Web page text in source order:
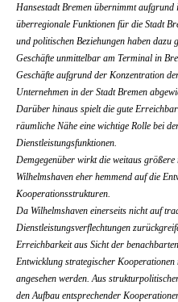
Hansestadt Bremen übernimmt
überregionale Funktionen für die Stadt
und politischen Beziehungen haben dazu
Geschäfte unmittelbar am Terminal in
Geschäfte aufgrund der Konzentration
Unternehmen in der Stadt Bremen
Darüber hinaus spielt die gute
räumliche Nähe eine wichtige Rolle bei
Dienstleistungsfunktionen.
Demgegenüber wirkt die weitaus
Wilhelmshaven eher hemmend auf die
Kooperationsstrukturen.
Da Wilhelmshaven einerseits nicht auf
Dienstleistungsverflechtungen
Erreichbarkeit aus Sicht der
Entwicklung strategischer
angesehen werden. Aus
den Aufbau entsprechender